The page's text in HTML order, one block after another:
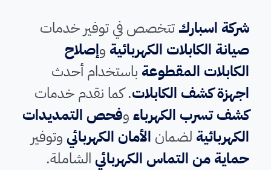
شركة اسباركتتخصص في توفير خدمات
صيانة الكابلات الكهربائية وإصلاح
الكابلات المقطوعة باستخدام أحدث
اجهزة كشف الكابلات. كما نقدم خدمات
كشف تسرب الكهرباءوفحص التمديدات
الكهربائية لضمان الأمان الكهربائيوتوفير
حماية من التماس الكهربائيالشاملة.